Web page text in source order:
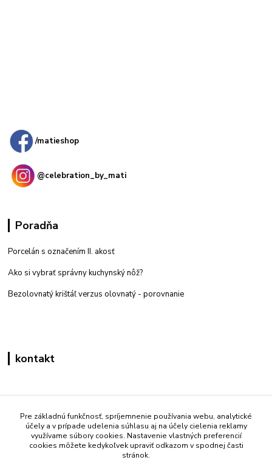
/matieshop
@celebration_by_mati
Poradňa
Porcelán s označením II. akosť
Ako si vybrať správny kuchynský nôž?
Bezolovnatý krištáľ verzus olovnatý - porovnanie
kontakt
+421 908 861 051
(Po - Pia 7:30-15:30)
info@mati.sk
Pre základnú funkčnosť, spríjemnenie používania webu, analytické
účely a v prípade udelenia súhlasu aj na účely cielenia reklamy
využívame súbory cookies. Nastavenie vlastných preferencií
cookies môžete kedykoľvek upraviť odkazom v spodnej časti
stránok.